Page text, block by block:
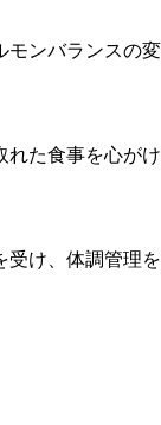
ンバランスの
た食事を心が
受け、体調管理